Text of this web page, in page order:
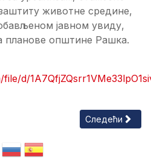
животне средине,
јавном увиду,
планове општине Рашка.
d/
заједно Следећи
Следећи